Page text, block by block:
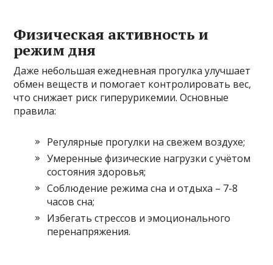
Физическая активность и
режим дня
Даже небольшая ежедневная прогулка улучшает
обмен веществ и помогает контролировать вес,
что снижает риск гиперурикемии. Основные
правила:
Регулярные прогулки на свежем воздухе;
Умеренные физические нагрузки с учётом
состояния здоровья;
Соблюдение режима сна и отдыха – 7-8
часов сна;
Избегать стрессов и эмоционального
перенапряжения.